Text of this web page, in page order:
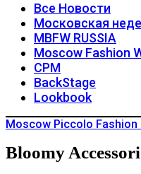
Все Новости
Московская
MBFW RUSSIA
Moscow Fashion
CPM
BackStage
Lookbook
Moscow Piccolo Fashion
Bloomy